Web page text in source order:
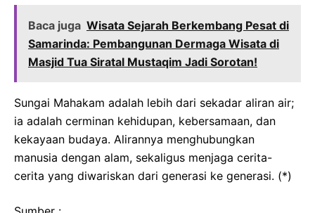
Baca juga Wisata Sejarah Berkembang Pesat di
Samarinda: Pembangunan Dermaga Wisata di
Masjid Tua Siratal Mustaqim Jadi Sorotan!
Sungai Mahakam adalah lebih dari sekadar aliran air;
ia adalah cerminan kehidupan, kebersamaan, dan
kekayaan budaya. Alirannya menghubungkan
manusia dengan alam, sekaligus menjaga cerita-
cerita yang diwariskan dari generasi ke generasi. (*)